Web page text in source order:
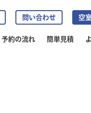
問い合わせ 空
予約の流れ 簡単見積